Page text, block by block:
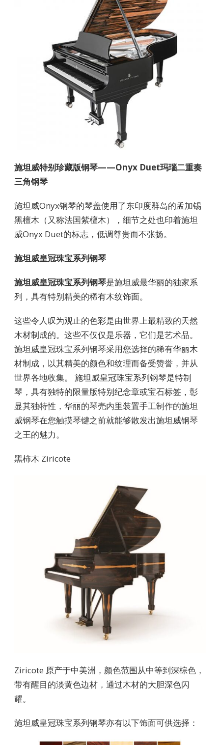
施坦威特别珍藏版钢琴——Onyx Duet玛瑙二重奏
三角钢琴
施坦威Onyx钢琴的琴盖使用了东印度群岛的孟加锡
黑檀木（又称法国紫檀木），细节之处也印着施坦
威Onyx Duet的标志，低调尊贵而不张扬。
施坦威皇冠珠宝系列钢琴
施坦威皇冠珠宝系列钢琴是施坦威最华丽的独家系
列，具有特别精美的稀有木纹饰面。
这些令人叹为观止的色彩是由世界上最精致的天然
木材制成的。这些不仅仅是乐器，它们是艺术品。
施坦威皇冠珠宝系列钢琴采用您选择的稀有华丽木
材制成，以其精美的颜色和纹理而备受赞誉，并从
世界各地收集。 施坦威皇冠珠宝系列钢琴是特制
琴，具有独特的限量版特别纪念章或宝石标签，彰
显其独特性，华丽的琴壳内里装置手工制作的施坦
威钢琴在您触摸琴键之前就能够散发出施坦威钢琴
之王的魅力。
黑柿木 Ziricote
Ziricote 原产于中美洲，颜色范围从中等到深棕色，
带有醒目的淡黄色边材，通过木材的大胆深色闪
耀。
施坦威皇冠珠宝系列钢琴亦有以下饰面可供选择：